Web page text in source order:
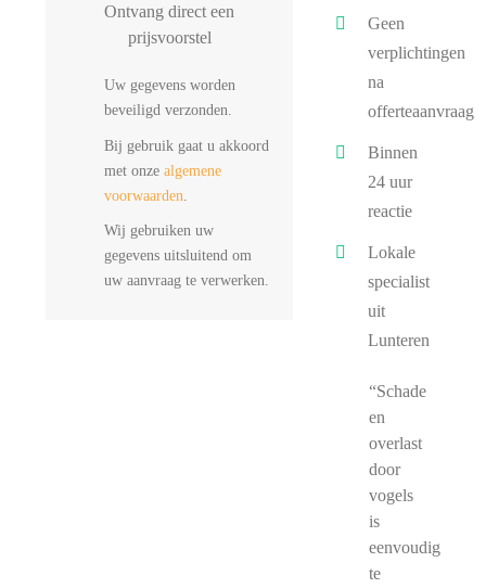
Ontvang direct een
prijsvoorstel
Uw gegevens worden
beveiligd verzonden.
Bij gebruik gaat u akkoord
met onze algemene
voorwaarden
Wij gebruiken uw
gegevens uitsluitend om
uw aanvraag te verwerken.
Geen
verplichtingen
na
offerteaanvraag
Binnen
24 uur
reactie
Lokale
specialist
uit
Lunteren
“Schade
en
overlast
door
vogels
is
eenvoudig
te